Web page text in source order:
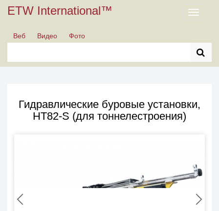
ETW International™
Toggle
Веб
Видео Фото
Гидравлические буровые установки,
HT82-S (для тоннелестроения)